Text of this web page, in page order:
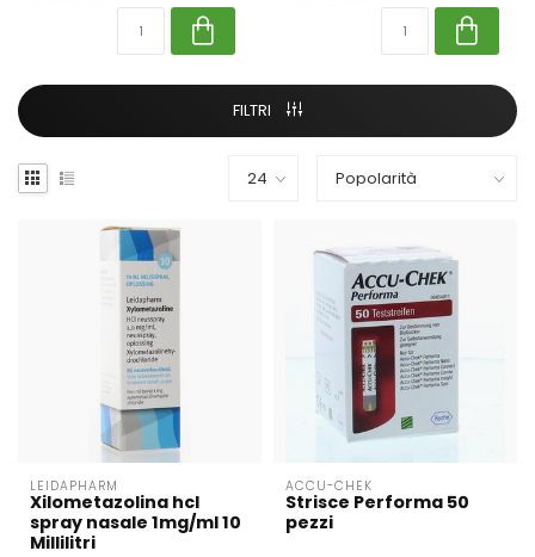
FILTRI
LEIDAPHARM
Xilometazolina hcl
spray nasale 1mg/ml 10
Millilitri
ACCU-CHEK
Strisce Performa 50
pezzi